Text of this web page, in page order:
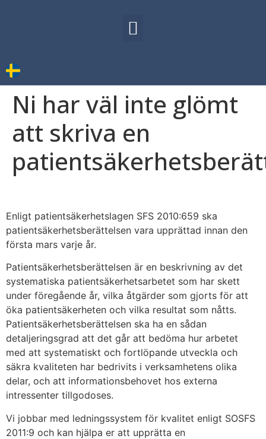
Ni har väl inte glömt
att skriva en
Enligt patientsäkerhetslagen SFS 2010:659 ska
patientsäkerhetsberättelsen vara upprättad innan den
första mars varje år.
Patientsäkerhetsberättelsen är en beskrivning av det
systematiska patientsäkerhetsarbetet som har skett
under föregående år, vilka åtgärder som gjorts för att
öka patientsäkerheten och vilka resultat som nåtts.
Patientsäkerhetsberättelsen ska ha en sådan
detaljeringsgrad att det går att bedöma hur arbetet
med att systematiskt och fortlöpande utveckla och
säkra kvaliteten har bedrivits i verksamhetens olika
delar, och att informationsbehovet hos externa
intressenter tillgodoses.
Vi jobbar med ledningssystem för kvalitet enligt SOSFS
2011:9 och kan hjälpa er att upprätta en